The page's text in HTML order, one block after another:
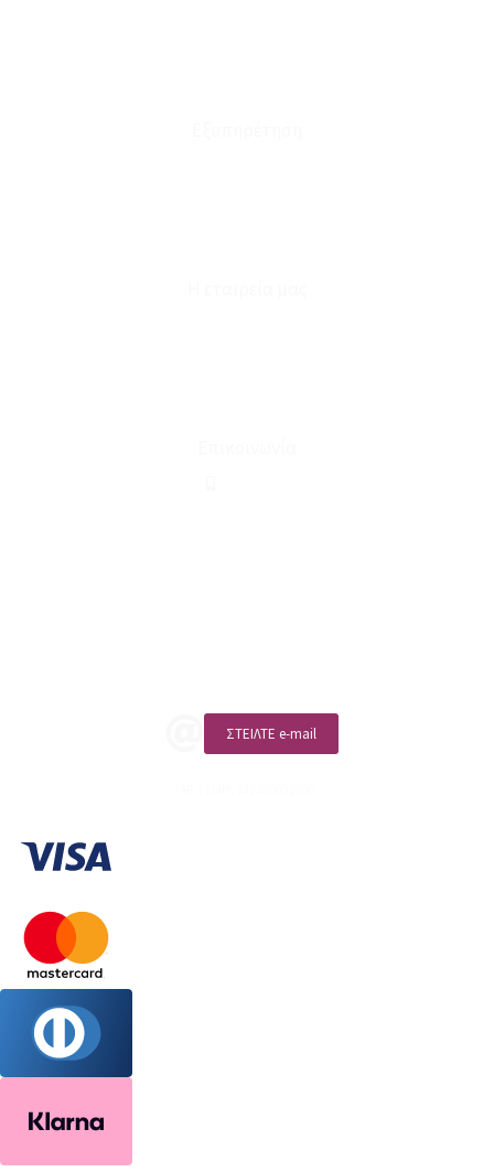
ΣΤΕΙΛΤΕ e-mail